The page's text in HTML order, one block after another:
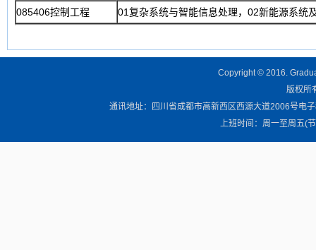
085406控制工程
01复杂系统与智能信息处理，02新能源系统
Copyright © 2016.
版权所
通讯地址：四川省成都市高新西区西源大道2006号电
上班时间：周一至周五(